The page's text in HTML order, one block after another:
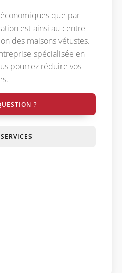
que par
est ainsi au centre
des maisons vétustes.
spécialisée en
pourrez réduire vos
?